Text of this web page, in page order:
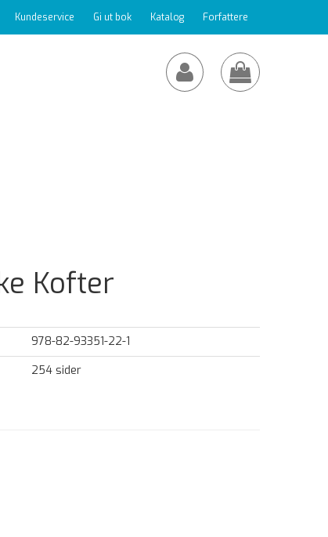
Kundeservice Gi ut bok Katalog Forfattere
Kofter
978-82-93351-22-1
254 sider